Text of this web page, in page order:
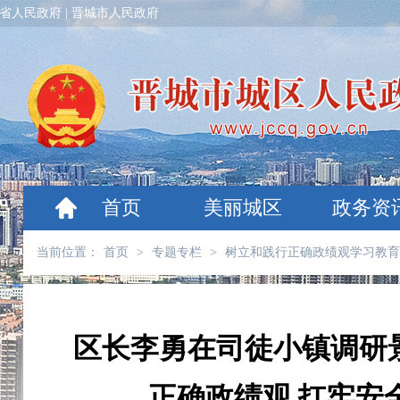
人民政府 晋城市人民政府
首页 美丽城区 政务资
当前位置： 首页 > 专题专栏 > 树立和践行正确政绩观学习教育
区长李勇在司徒小镇调